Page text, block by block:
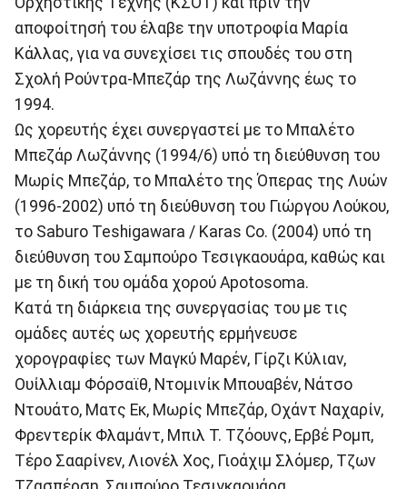
αποφοίτησή του έλαβε την υποτροφία Μαρία
Κάλλας, για να συνεχίσει τις σπουδές του στη
Σχολή Ρούντρα-Μπεζάρ της Λωζάννης έως το
1994.
Ως χορευτής έχει συνεργαστεί με το Μπαλέτο
Μπεζάρ Λωζάννης (1994/6) υπό τη διεύθυνση του
Μωρίς Μπεζάρ, το Μπαλέτο της Όπερας της Λυών
(1996-2002) υπό τη διεύθυνση του Γιώργου Λούκου,
το Saburo Teshigawara / Karas Co. (2004) υπό τη
διεύθυνση του Σαμπούρο Τεσιγκαουάρα, καθώς και
με τη δική του ομάδα χορού Apotosoma.
Κατά τη διάρκεια της συνεργασίας του με τις
ομάδες αυτές ως χορευτής ερμήνευσε
χορογραφίες των Μαγκύ Μαρέν, Γίρζι Κύλιαν,
Ουίλλιαμ Φόρσαϊθ, Ντομινίκ Μπουαβέν, Νάτσο
Ντουάτο, Ματς Εκ, Μωρίς Μπεζάρ, Οχάντ Ναχαρίν,
Φρεντερίκ Φλαμάντ, Μπιλ T. Τζόουνς, Ερβέ Ρομπ,
Τέρο Σααρίνεν, Λιονέλ Χος, Γιοάχιμ Σλόμερ, Τζων